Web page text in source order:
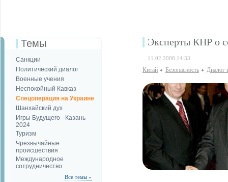
Темы
Санкции
Политический диалог
Военные учения
Неспокойный Кавказ
Спецоперация на Украине
Шанхайский дух
Игры Будущего - Казань
2024
Туризм
Чрезвычайные
происшествия
Международное
сотрудничество
Все темы »
Эксперты КНР о
11.02.2008 14:33
Китай Безопаcность Диалог